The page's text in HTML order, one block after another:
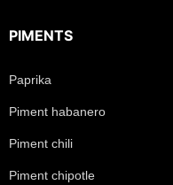
PIMENTS
Paprika
Piment habanero
Piment chili
Piment chipotle